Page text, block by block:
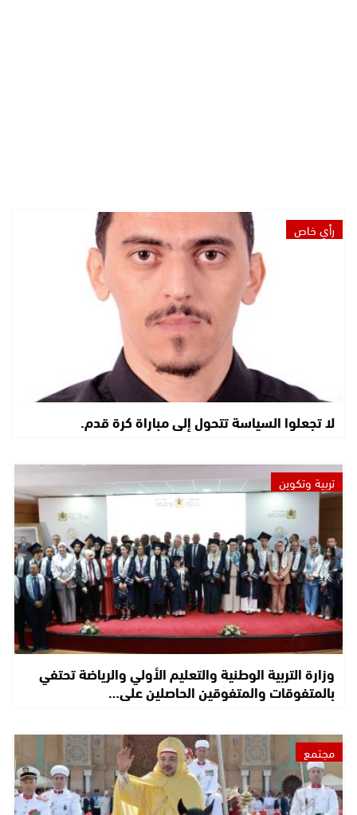
رأي خاص
لا تجعلوا السياسة تتحول إلى مباراة كرة قدم.
تربية وتكوين
وزارة التربية الوطنية والتعليم الأولي والرياضة تحتفي
بالمتفوقات والمتفوقين الحاصلين على…
مجتمع